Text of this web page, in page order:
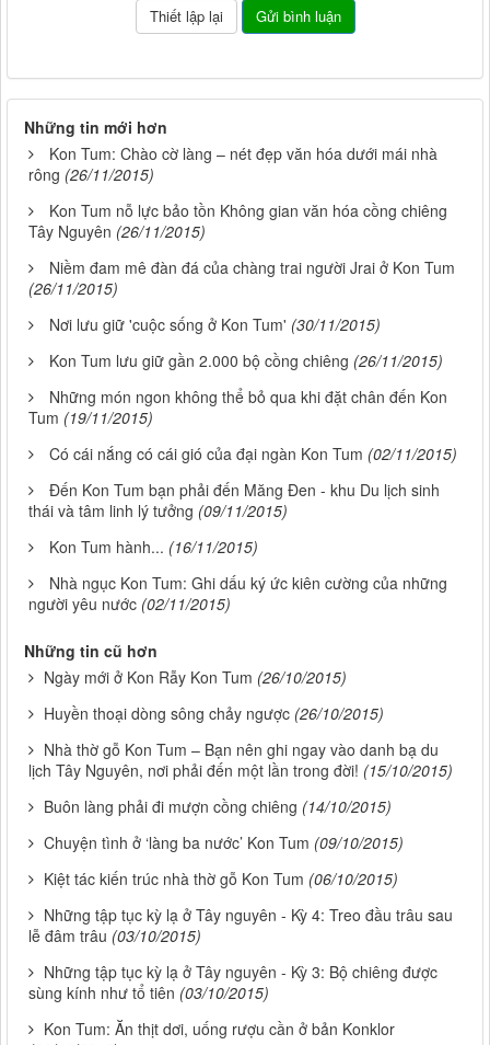
Những tin mới hơn
Kon Tum: Chào cờ làng – nét đẹp văn hóa dưới mái nhà
rông (26/11/2015)
Kon Tum nỗ lực bảo tồn Không gian văn hóa cồng chiêng
Tây Nguyên (26/11/2015)
Niềm đam mê đàn đá của chàng trai người Jrai ở Kon Tum
(26/11/2015)
Nơi lưu giữ 'cuộc sống ở Kon Tum' (30/11/2015)
Kon Tum lưu giữ gần 2.000 bộ cồng chiêng (26/11/2015)
Những món ngon không thể bỏ qua khi đặt chân đến Kon
Tum (19/11/2015)
Có cái nắng có cái gió của đại ngàn Kon Tum (02/11/2015)
Đến Kon Tum bạn phải đến Măng Đen - khu Du lịch sinh
thái và tâm linh lý tưởng (09/11/2015)
Kon Tum hành... (16/11/2015)
Nhà ngục Kon Tum: Ghi dấu ký ức kiên cường của những
người yêu nước (02/11/2015)
Những tin cũ hơn
Ngày mới ở Kon Rẫy Kon Tum (26/10/2015)
Huyền thoại dòng sông chảy ngược (26/10/2015)
Nhà thờ gỗ Kon Tum – Bạn nên ghi ngay vào danh bạ du
lịch Tây Nguyên, nơi phải đến một lần trong đời! (15/10/2015)
Buôn làng phải đi mượn cồng chiêng (14/10/2015)
Chuyện tình ở ‘làng ba nước’ Kon Tum (09/10/2015)
Kiệt tác kiến trúc nhà thờ gỗ Kon Tum (06/10/2015)
Những tập tục kỳ lạ ở Tây nguyên - Kỳ 4: Treo đầu trâu sau
lễ đâm trâu (03/10/2015)
Những tập tục kỳ lạ ở Tây nguyên - Kỳ 3: Bộ chiêng được
sùng kính như tổ tiên (03/10/2015)
Kon Tum: Ăn thịt dơi, uống rượu cần ở bản Konklor